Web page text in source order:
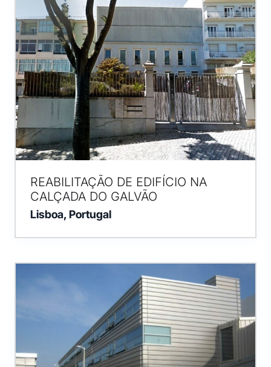
REABILITAÇÃO DE EDIFÍCIO NA
CALÇADA DO GALVÃO
Lisboa, Portugal